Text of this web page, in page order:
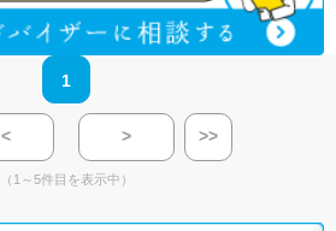
1
< > >>
（1～5件目を表示中）